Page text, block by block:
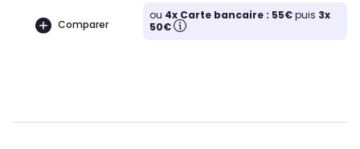
Comparer
ou 4x Carte bancaire : 55€puis 3x
50€